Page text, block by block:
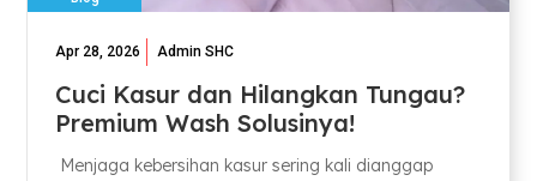
Apr 28, 2026 Admin SHC
Cuci Kasur dan Hilangkan Tungau?
Premium Wash Solusinya!
Menjaga kebersihan kasur sering kali dianggap